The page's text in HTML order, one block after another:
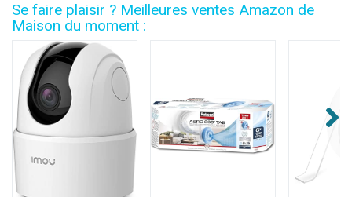
Se faire plaisir ? Meilleures ventes Amazon de
Maison du moment :